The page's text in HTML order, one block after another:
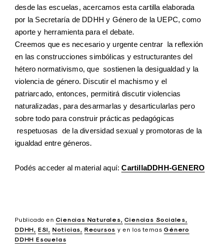
desde las escuelas, acercamos esta cartilla elaborada
por la Secretaría de DDHH y Género de la UEPC, como
aporte y herramienta para el debate.
Creemos que es necesario y urgente centrar la reflexión
en las construcciones simbólicas y estructurantes del
hétero normativismo, que sostienen la desigualdad y la
violencia de género. Discutir el machismo y el
patriarcado, entonces, permitirá discutir violencias
naturalizadas, para desarmarlas y desarticularlas pero
sobre todo para construir prácticas pedagógicas
respetuosas de la diversidad sexual y promotoras de la
igualdad entre géneros.
Podés acceder al material aquí:CartillaDDHH-GENERO
Publicado enCiencias Naturales Ciencias Sociales
DDHH ESI Noticias Recursos y en los temasGénero
DDHH Escuelas